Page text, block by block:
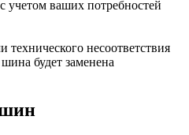
учетом ваших потребностей
технического несоответствия
будет заменена